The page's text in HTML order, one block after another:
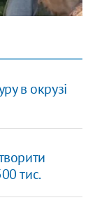
в окрузі
тис.